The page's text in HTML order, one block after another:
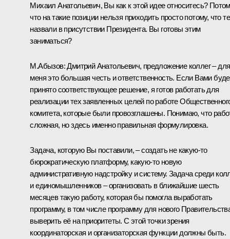
Михаил Анатольевич, Вы как к этой идее относитесь?
что на такие позиции нельзя приходить просто потому, что
назвали в присутствии Президента. Вы готовы этим
заниматься?
М.Абызов:Дмитрий Анатольевич, предложение коллег – для
меня это большая честь и ответственность. Если Вами
принято соответствующее решение, я готов работать для
реализации тех заявленных целей по работе
комитета, которые были провозглашены. Понимаю, что
сложная, но здесь именно правильная формулировка.
Задача, которую Вы поставили, – создать не какую‑то
бюрократическую платформу, какую‑то новую
административную надстройку и систему. Задача среди
и единомышленников – организовать в ближайшие шесть
месяцев такую работу, которая бы помогла выработать
программу, в том числе программу для нового
выверить её на приоритеты. С этой точки зрения
координаторская и организаторская функции должны быть.